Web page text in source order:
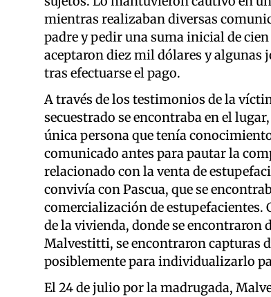
mientras realizaban diversas
padre y pedir una suma inicial de
aceptaron diez mil dólares y algunas
tras efectuarse el pago.
A través de los testimonios de la
secuestrado se encontraba en el
única persona que tenía
comunicado antes para pautar la
relacionado con la venta de
convivía con Pascua, que se
comercialización de estupefacientes.
de la vivienda, donde se encontraron
Malvestitti, se encontraron capturas
posiblemente para individualizarlo
El 24 de julio por la madrugada,